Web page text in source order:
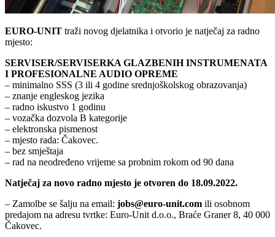
EURO-UNIT traži novog djelatnika i otvorio je natječaj za radno
mjesto:
SERVISER/SERVISERKA GLAZBENIH INSTRUMENATA
I PROFESIONALNE AUDIO OPREME
– minimalno SSS (3 ili 4 godine srednjoškolskog obrazovanja)
– znanje engleskog jezika
– radno iskustvo 1 godinu
– vozačka dozvola B kategorije
– elektronska pismenost
– mjesto rada: Čakovec.
– bez smještaja
– rad na neodređeno vrijeme sa probnim rokom od 90 dana
Natječaj za novo radno mjesto je otvoren do 18.09.2022.
– Zamolbe se šalju na email: jobs@euro-unit.com ili osobnom
predajom na adresu tvrtke: Euro-Unit d.o.o., Braće Graner 8, 40 000
Čakovec.